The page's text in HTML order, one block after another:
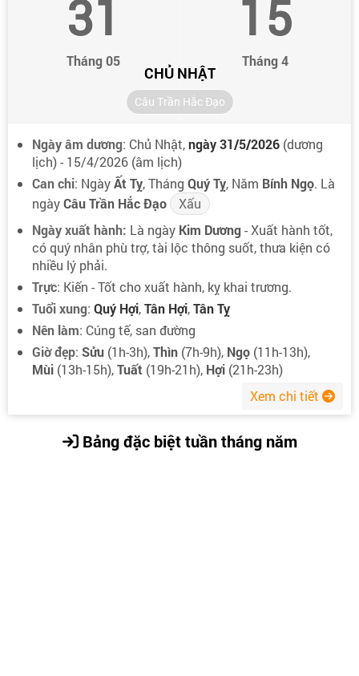
31
Tháng 05
15
Tháng 4
CHỦ NHẬT
Câu Trần Hắc Đạo
Ngày âm dương: Chủ Nhật,ngày 31/5/2026 (dương
lịch) - 15/4/2026 (âm lịch)
Can chi: NgàyẤt Tỵ, Tháng Quý Tỵ, Năm Bính Ngọ. Là
ngàyCâu Trần Hắc Đạo
Xấu
Ngày xuất hành: Là ngày Kim Dương- Xuất hành tốt,
có quý nhân phù trợ, tài lộc thông suốt, thưa kiện có
nhiều lý phải.
Trực: Kiến - Tốt cho xuất hành, kỵ khai trương.
Tuổi xung: Quý Hợi,Tân Hợi,Tân Tỵ
Nên làm: Cúng tế, san đường
Giờ đẹp: Sửu (1h-3h),Thìn (7h-9h), Ngọ (11h-13h),
Mùi (13h-15h),Tuất (19h-21h), Hợi (21h-23h)
Xem chi tiết
Bảng đặc biệt tuần tháng năm